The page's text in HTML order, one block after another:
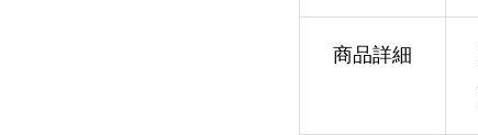
商品詳細